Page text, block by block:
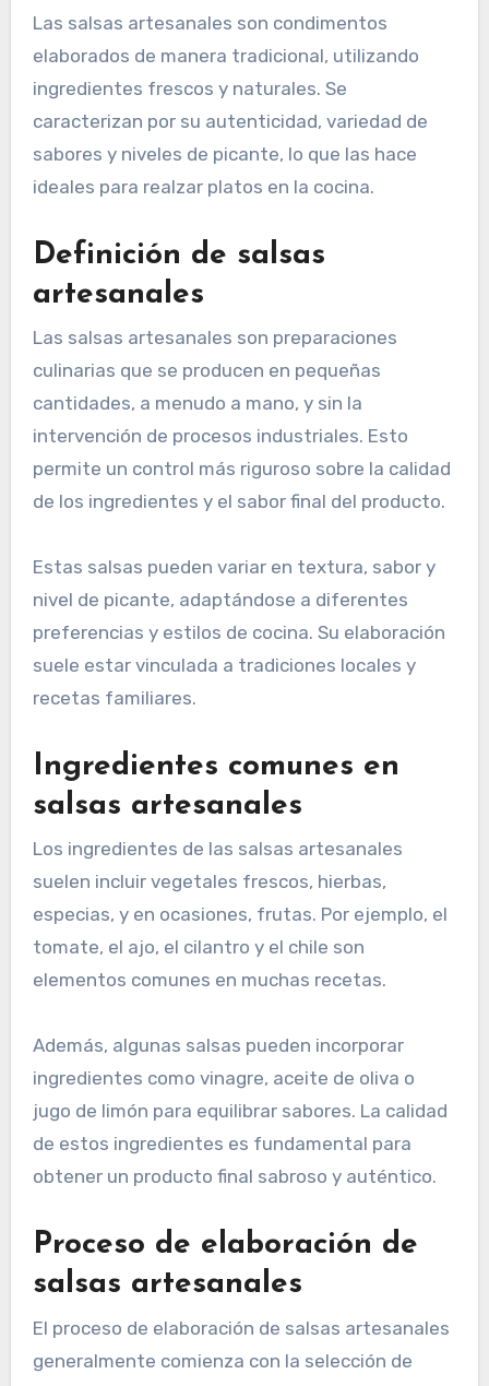
Las salsas artesanales son condimentos
elaborados de manera tradicional, utilizando
ingredientes frescos y naturales. Se
caracterizan por su autenticidad, variedad de
sabores y niveles de picante, lo que las hace
ideales para realzar platos en la cocina.
Definición de salsas
artesanales
Las salsas artesanales son preparaciones
culinarias que se producen en pequeñas
cantidades, a menudo a mano, y sin la
intervención de procesos industriales. Esto
permite un control más riguroso sobre la calidad
de los ingredientes y el sabor final del producto.
Estas salsas pueden variar en textura, sabor y
nivel de picante, adaptándose a diferentes
preferencias y estilos de cocina. Su elaboración
suele estar vinculada a tradiciones locales y
recetas familiares.
Ingredientes comunes en
salsas artesanales
Los ingredientes de las salsas artesanales
suelen incluir vegetales frescos, hierbas,
especias, y en ocasiones, frutas. Por ejemplo, el
tomate, el ajo, el cilantro y el chile son
elementos comunes en muchas recetas.
Además, algunas salsas pueden incorporar
ingredientes como vinagre, aceite de oliva o
jugo de limón para equilibrar sabores. La calidad
de estos ingredientes es fundamental para
obtener un producto final sabroso y auténtico.
Proceso de elaboración de
salsas artesanales
El proceso de elaboración de salsas artesanales
generalmente comienza con la selección de